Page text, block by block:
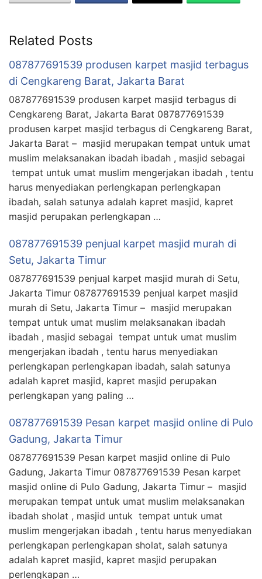
Related Posts
087877691539 produsen karpet masjid terbagus
di Cengkareng Barat, Jakarta Barat
087877691539 produsen karpet masjid terbagus di
Cengkareng Barat, Jakarta Barat 087877691539
produsen karpet masjid terbagus di Cengkareng Barat,
Jakarta Barat – masjid merupakan tempat untuk umat
muslim melaksanakan ibadah ibadah , masjid sebagai
tempat untuk umat muslim mengerjakan ibadah , tentu
harus menyediakan perlengkapan perlengkapan
ibadah, salah satunya adalah kapret masjid, kapret
masjid perupakan perlengkapan …
087877691539 penjual karpet masjid murah di
Setu, Jakarta Timur
087877691539 penjual karpet masjid murah di Setu,
Jakarta Timur 087877691539 penjual karpet masjid
murah di Setu, Jakarta Timur – masjid merupakan
tempat untuk umat muslim melaksanakan ibadah
ibadah , masjid sebagai tempat untuk umat muslim
mengerjakan ibadah , tentu harus menyediakan
perlengkapan perlengkapan ibadah, salah satunya
adalah kapret masjid, kapret masjid perupakan
perlengkapan yang paling …
087877691539 Pesan karpet masjid online di Pulo
Gadung, Jakarta Timur
087877691539 Pesan karpet masjid online di Pulo
Gadung, Jakarta Timur 087877691539 Pesan karpet
masjid online di Pulo Gadung, Jakarta Timur – masjid
merupakan tempat untuk umat muslim melaksanakan
ibadah sholat , masjid untuk tempat untuk umat
muslim mengerjakan ibadah , tentu harus menyediakan
perlengkapan perlengkapan sholat, salah satunya
adalah kapret masjid, kapret masjid perupakan
perlengkapan …